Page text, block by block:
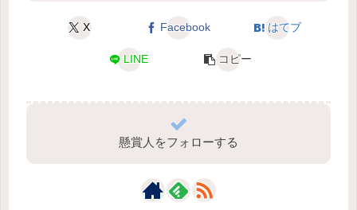
X Facebook はてブ
LINE コピー
懸賞人をフォローする